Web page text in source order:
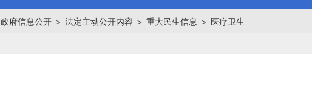
政府信息公开 ＞ 法定主动公开内容 ＞ 重大民生信息 ＞ 医疗卫生